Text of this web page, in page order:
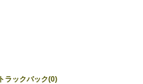
トラックバック(0)